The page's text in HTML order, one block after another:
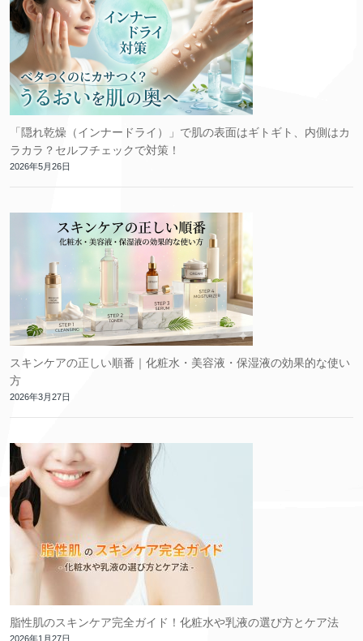
「隠れ乾燥（インナードライ）」で肌の表面はギトギト、内側はカ
ラカラ？セルフチェックで対策！
2026年5月26日
スキンケアの正しい順番｜化粧水・美容液・保湿液の効果的な使い
方
2026年3月27日
脂性肌のスキンケア完全ガイド！化粧水や乳液の選び方とケア法
2026年1月27日